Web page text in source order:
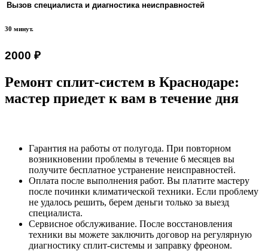
Вызов специалиста и диагностика неисправностей
30 минут.
2000 ₽
Ремонт сплит-систем в Краснодаре:
мастер приедет к вам в течение дня
Гарантия на работы от полугода. При повторном
возникновении проблемы в течение 6 месяцев вы
получите бесплатное устранение неисправностей.
Оплата после выполнения работ. Вы платите мастеру
после починки климатической техники. Если проблему
не удалось решить, берем деньги только за выезд
специалиста.
Сервисное обслуживание. После восстановления
техники вы можете заключить договор на регулярную
диагностику сплит-системы и заправку фреоном.